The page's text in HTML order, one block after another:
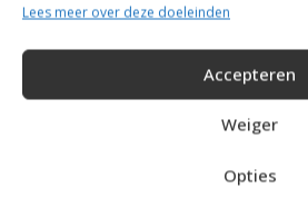
Lees meer over deze doeleinden
Accepteren
Weiger
Opties